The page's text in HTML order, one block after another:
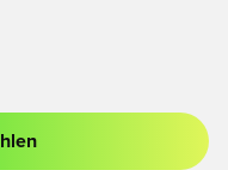
oder Registrieren